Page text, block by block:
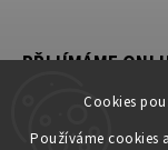
Cookies
Používáme cookies
PŘIJÍMÁME